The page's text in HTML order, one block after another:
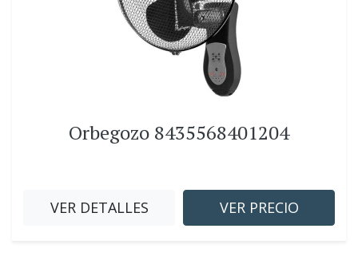
Orbegozo 8435568401204
VER DETALLES VER PRECIO